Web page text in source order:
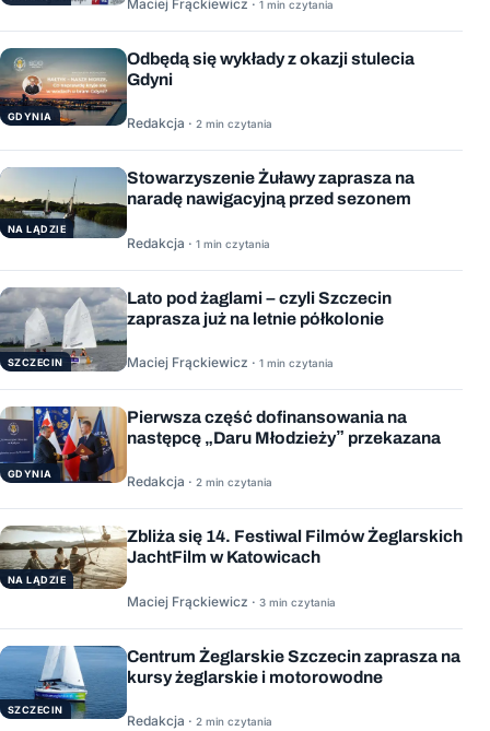
Maciej Frąckiewicz · 1 min czytania
GDYNIA
Odbędą się wykłady z okazji stulecia
Gdyni
Redakcja · 2 min czytania
NA LĄDZIE
Stowarzyszenie Żuławy zaprasza na
naradę nawigacyjną przed sezonem
Redakcja · 1 min czytania
SZCZECIN
Lato pod żaglami – czyli Szczecin
zaprasza już na letnie półkolonie
Maciej Frąckiewicz · 1 min czytania
GDYNIA
Pierwsza część dofinansowania na
następcę „Daru Młodzieży” przekazana
Redakcja · 2 min czytania
NA LĄDZIE
Zbliża się 14. Festiwal Filmów Żeglarskich
JachtFilm w Katowicach
Maciej Frąckiewicz · 3 min czytania
SZCZECIN
Centrum Żeglarskie Szczecin zaprasza na
kursy żeglarskie i motorowodne
Redakcja · 2 min czytania